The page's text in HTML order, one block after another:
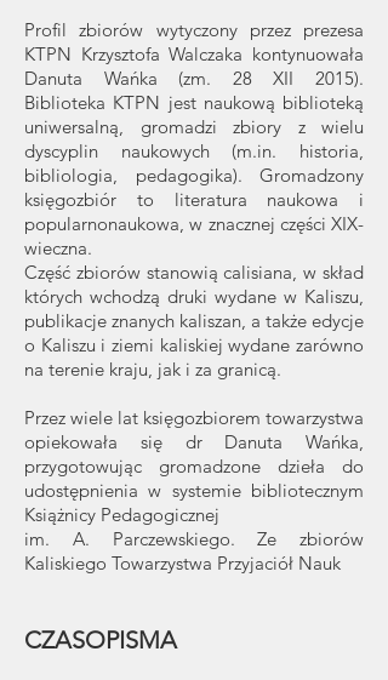
Profil zbiorów wytyczony przez prezesa
KTPN Krzysztofa Walczaka kontynuowała
Danuta Wańka (zm. 28 XII 2015).
Biblioteka KTPN jest naukową biblioteką
uniwersalną, gromadzi zbiory z wielu
dyscyplin naukowych (m.in. historia,
bibliologia, pedagogika). Gromadzony
księgozbiór to literatura naukowa i
popularnonaukowa, w znacznej części XIX-
wieczna.
Część zbiorów stanowią calisiana, w skład
których wchodzą druki wydane w Kaliszu,
publikacje znanych kaliszan, a także edycje
o Kaliszu i ziemi kaliskiej wydane zarówno
na terenie kraju, jak i za granicą.
Przez wiele lat księgozbiorem towarzystwa
opiekowała się dr Danuta Wańka,
przygotowując gromadzone dzieła do
udostępnienia w systemie bibliotecznym
Książnicy Pedagogicznej
im. A. Parczewskiego. Ze zbiorów
Kaliskiego Towarzystwa Przyjaciół Nauk
CZASOPISMA